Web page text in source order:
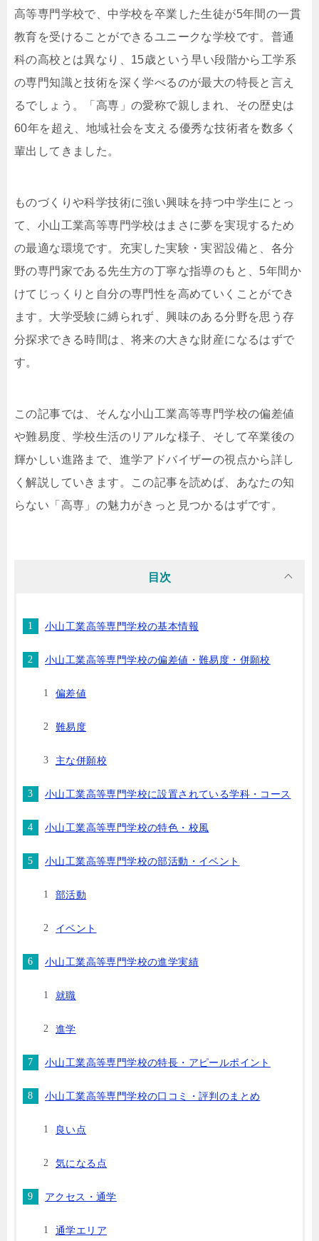
高等専門学校で、中学校を卒業した生徒が5年間の一貫
教育を受けることができるユニークな学校です。普通
科の高校とは異なり、15歳という早い段階から工学系
の専門知識と技術を深く学べるのが最大の特長と言え
るでしょう。「高専」の愛称で親しまれ、その歴史は
60年を超え、地域社会を支える優秀な技術者を数多く
輩出してきました。
ものづくりや科学技術に強い興味を持つ中学生にとっ
て、小山工業高等専門学校はまさに夢を実現するため
の最適な環境です。充実した実験・実習設備と、各分
野の専門家である先生方の丁寧な指導のもと、5年間か
けてじっくりと自分の専門性を高めていくことができ
ます。大学受験に縛られず、興味のある分野を思う存
分探求できる時間は、将来の大きな財産になるはずで
す。
この記事では、そんな小山工業高等専門学校の偏差値
や難易度、学校生活のリアルな様子、そして卒業後の
輝かしい進路まで、進学アドバイザーの視点から詳し
く解説していきます。この記事を読めば、あなたの知
らない「高専」の魅力がきっと見つかるはずです。
目次
小山工業高等専門学校の基本情報
小山工業高等専門学校の偏差値・難易度・併願校
偏差値
難易度
主な併願校
小山工業高等専門学校に設置されている学科・コース
小山工業高等専門学校の特色・校風
小山工業高等専門学校の部活動・イベント
部活動
イベント
小山工業高等専門学校の進学実績
就職
進学
小山工業高等専門学校の特長・アピールポイント
小山工業高等専門学校の口コミ・評判のまとめ
良い点
気になる点
アクセス・通学
通学エリア